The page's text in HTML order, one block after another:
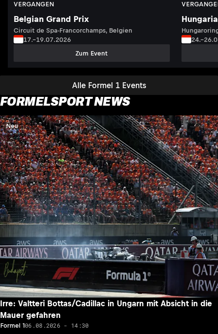
Alle Formel 1 Events
VERGANGEN
Belgian Grand Prix
Circuit de Spa-Francorchamps, Belgien
17.–19.07.2026
Zum Event
FORMELSPORT NEWS
Neu
Irre: Valtteri Bottas/Cadillac in Ungarn mit Absicht in die
Mauer gefahren
Formel 106.08.2026 - 14:30